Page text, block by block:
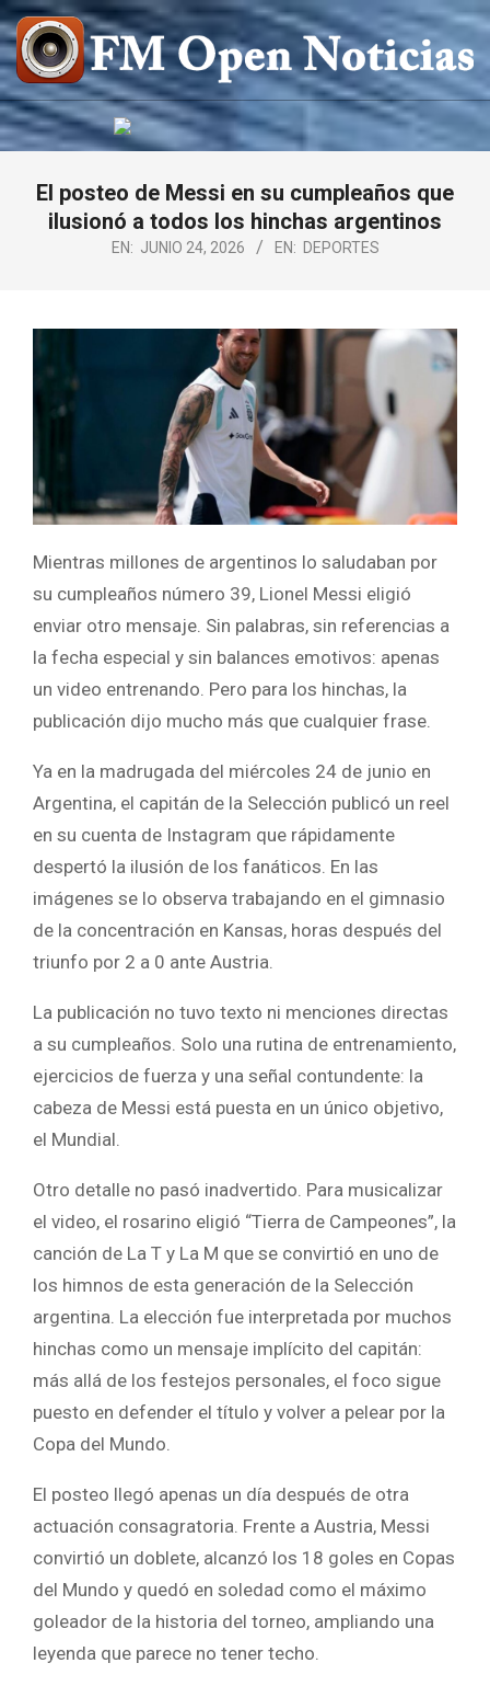
Saltar
al
contenido
FM
OPEN
NOTICIAS
El posteo de Messi en su cumpleaños que
ilusionó a todos los hinchas argentinos
EN: JUNIO 24, 2026 EN: DEPORTES
Mientras millones de argentinos lo saludaban por
su cumpleaños número 39, Lionel Messi eligió
enviar otro mensaje. Sin palabras, sin referencias a
la fecha especial y sin balances emotivos: apenas
un video entrenando. Pero para los hinchas, la
publicación dijo mucho más que cualquier frase.
Ya en la madrugada del miércoles 24 de junio en
Argentina, el capitán de la Selección publicó un reel
en su cuenta de Instagram que rápidamente
despertó la ilusión de los fanáticos. En las
imágenes se lo observa trabajando en el gimnasio
de la concentración en Kansas, horas después del
triunfo por 2 a 0 ante Austria.
La publicación no tuvo texto ni menciones directas
a su cumpleaños. Solo una rutina de entrenamiento,
ejercicios de fuerza y una señal contundente: la
cabeza de Messi está puesta en un único objetivo,
el Mundial.
Otro detalle no pasó inadvertido. Para musicalizar
el video, el rosarino eligió “Tierra de Campeones”, la
canción de La T y La M que se convirtió en uno de
los himnos de esta generación de la Selección
argentina. La elección fue interpretada por muchos
hinchas como un mensaje implícito del capitán:
más allá de los festejos personales, el foco sigue
puesto en defender el título y volver a pelear por la
Copa del Mundo.
El posteo llegó apenas un día después de otra
actuación consagratoria. Frente a Austria, Messi
convirtió un doblete, alcanzó los 18 goles en Copas
del Mundo y quedó en soledad como el máximo
goleador de la historia del torneo, ampliando una
leyenda que parece no tener techo.